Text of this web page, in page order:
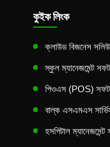
কুইক লিংক
ক্লাউড বিজনেস
স্কুল ম্যানেজমেন্ট
পিওএস (POS)
বাল্ক এসএমএস
হসপিটাল